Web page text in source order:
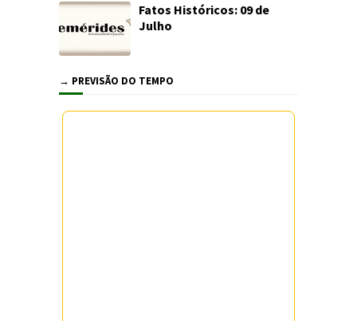
Fatos Históricos: 09 de
Julho
→ PREVISÃO DO TEMPO